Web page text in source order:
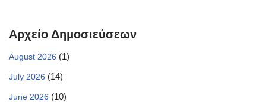
Αρχείο Δημοσιεύσεων
August 2026 (1)
July 2026 (14)
June 2026 (10)